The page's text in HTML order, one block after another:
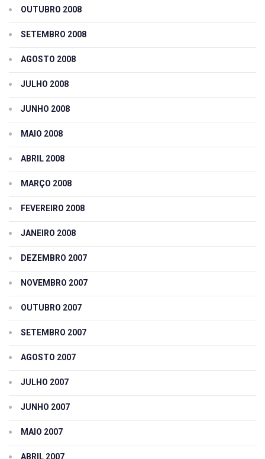
OUTUBRO 2008
SETEMBRO 2008
AGOSTO 2008
JULHO 2008
JUNHO 2008
MAIO 2008
ABRIL 2008
MARÇO 2008
FEVEREIRO 2008
JANEIRO 2008
DEZEMBRO 2007
NOVEMBRO 2007
OUTUBRO 2007
SETEMBRO 2007
AGOSTO 2007
JULHO 2007
JUNHO 2007
MAIO 2007
ABRIL 2007